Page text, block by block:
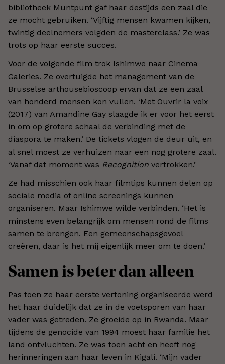
bibliotheek Muntpunt gaf haar destijds een zaal die
ze mocht gebruiken. ‘Vijftig mensen kwamen kijken,
twintig deelnemers volgden de masterclass.’ Ze was
trots op haar eerste succes.
Voor de volgende film trok Ishimwe naar Cinema
Galeries. Ze overtuigde het management van de
Brusselse arthousebioscoop ervan dat ze een zaal
van honderd mensen kon vullen. ‘Met Ouvrir la voix
(2017) van Amandine Gay slaagde ik er voor het eerst
in om op grotere schaal de verbinding met de
diaspora te maken.’ De tickets vlogen de deur uit, en
al snel moest ze verhuizen naar een nog grotere zaal.
‘Vanaf dat moment was Recognition vertrokken.’
Ze had misschien ook haar filmtips kunnen delen op
sociale media of online screenings kunnen
organiseren. Maar Ishimwe wilde verbinden. ‘Het is
minstens even belangrijk om mensen rond de films
samen te brengen. Een gemeenschapsgevoel
creëren, daar is het mij eigenlijk meer om te doen.’
Samen is beter dan alleen
Pas toen ze haar eerste vertoning organiseerde werd
het haar duidelijk dat ze in de voetsporen van haar
vader was getreden. Ze groeide op in Rwanda. Maar
tijdens de genocide van 1994 moest haar familie het
land ontvluchten. Ze was toen acht en heeft nog
herinneringen aan haar leven in Kigali. ‘Mijn vader